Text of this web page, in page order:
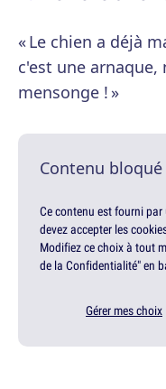
« Le chien a déjà
c'est une arnaque,
mensonge ! »
Contenu
Ce contenu est fourni
devez accepter les
Modifiez ce choix à tout
de la Confidentialité" en
Gérer mes choix